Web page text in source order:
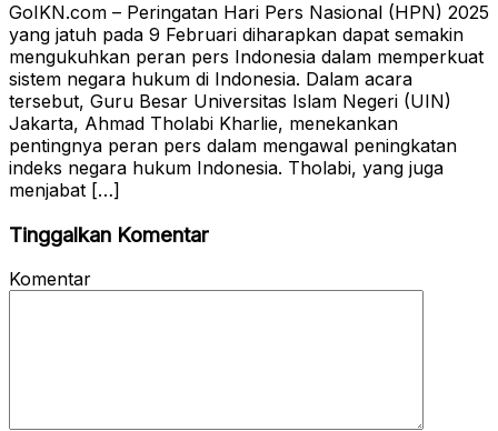
GoIKN.com – Peringatan Hari Pers Nasional (HPN) 2025
yang jatuh pada 9 Februari diharapkan dapat semakin
mengukuhkan peran pers Indonesia dalam memperkuat
sistem negara hukum di Indonesia. Dalam acara
tersebut, Guru Besar Universitas Islam Negeri (UIN)
Jakarta, Ahmad Tholabi Kharlie, menekankan
pentingnya peran pers dalam mengawal peningkatan
indeks negara hukum Indonesia. Tholabi, yang juga
menjabat […]
Tinggalkan Komentar
Komentar